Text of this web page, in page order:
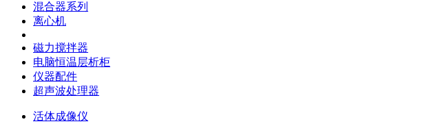
混合器系列
离心机
磁力搅拌器
电脑恒温层析柜
仪器配件
超声波处理器
活体成像仪